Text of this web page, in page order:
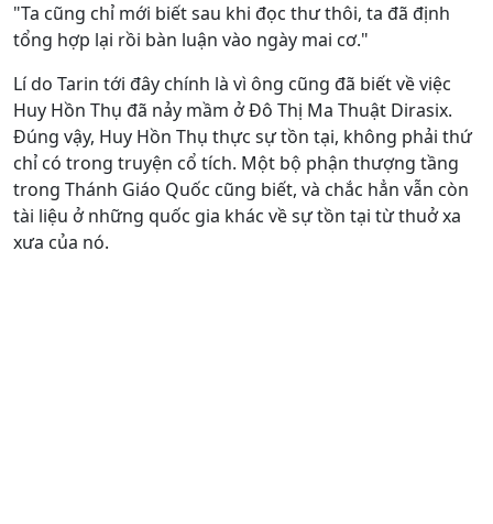
"Ta cũng chỉ mới biết sau khi đọc thư thôi, ta đã định
tổng hợp lại rồi bàn luận vào ngày mai cơ."
Lí do Tarin tới đây chính là vì ông cũng đã biết về việc
Huy Hồn Thụ đã nảy mầm ở Đô Thị Ma Thuật Dirasix.
Đúng vậy, Huy Hồn Thụ thực sự tồn tại, không phải thứ
chỉ có trong truyện cổ tích. Một bộ phận thượng tầng
trong Thánh Giáo Quốc cũng biết, và chắc hẳn vẫn còn
tài liệu ở những quốc gia khác về sự tồn tại từ thuở xa
xưa của nó.